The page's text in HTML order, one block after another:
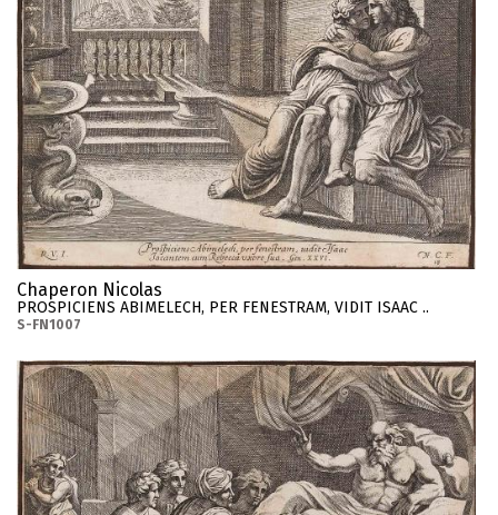
Chaperon Nicolas
PROSPICIENS ABIMELECH, PER FENESTRAM, VIDIT ISAAC ..
S-FN1007